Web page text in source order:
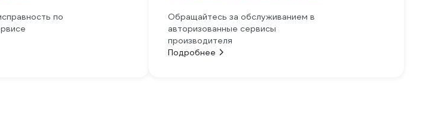
по
Обращайтесь за обслуживанием в
авторизованные сервисы
производителя
Подробнее